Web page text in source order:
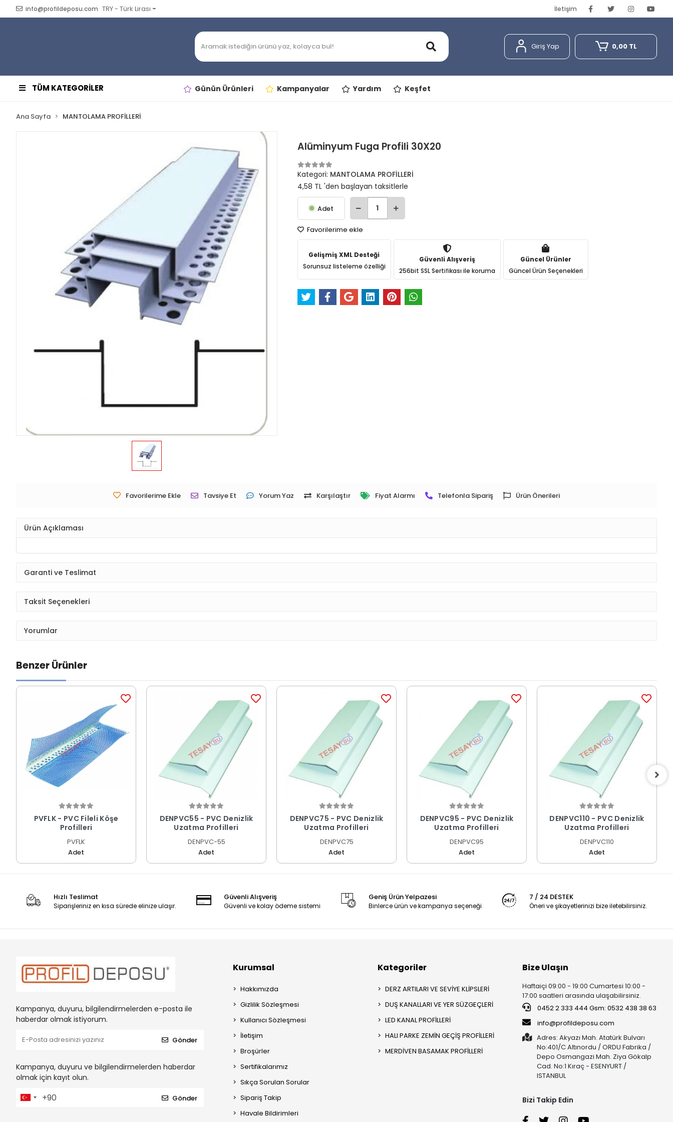
info@profildeposu.com TRY - Türk Lirası İletişim
Giriş Yap 0,00 TL
TÜM KATEGORİLER Günün Ürünleri Kampanyalar Yardım Keşfet
Ana Sayfa MANTOLAMA PROFİLLERİ
Alüminyum Fuga Profili 30X20
Kategori: MANTOLAMA PROFİLLERİ
4,58 TL 'den başlayan taksitlerle
Adet
Favorilerime ekle
Gelişmiş XML Desteği
Sorunsuz listeleme özelliği
Güvenli Alışveriş
256bit SSL Sertifikası ile koruma
Güncel Ürünler
Güncel Ürün Seçenekleri
Favorilerime Ekle Tavsiye Et Yorum Yaz Karşılaştır Fiyat Alarmı Telefonla Sipariş Ürün Önerileri
Ürün Açıklaması
Garanti ve Teslimat
Taksit Seçenekleri
Yorumlar
Benzer Ürünler
PVFLK - PVC Fileli Köşe
Profilleri
PVFLK
Adet
DENPVC55 - PVC Denizlik
Uzatma Profilleri
DENPVC-55
Adet
DENPVC75 - PVC Denizlik
Uzatma Profilleri
DENPVC75
Adet
DENPVC95 - PVC Denizlik
Uzatma Profilleri
DENPVC95
Adet
DENPVC110 - PVC Denizlik
Uzatma Profilleri
DENPVC110
Adet
Hızlı Teslimat
Siparişleriniz en kısa sürede elinize ulaşır.
Güvenli Alışveriş
Güvenli ve kolay ödeme sistemi
Geniş Ürün Yelpazesi
Binlerce ürün ve kampanya seçeneği
7 / 24 DESTEK
Öneri ve şikayetlerinizi bize iletebilirsiniz.
Kampanya, duyuru, bilgilendirmelerden e-posta ile
haberdar olmak istiyorum.
Gönder
Kampanya, duyuru ve bilgilendirmelerden haberdar
olmak için kayıt olun.
Gönder
Kurumsal
Hakkımızda
Gizlilik Sözleşmesi
Kullanıcı Sözleşmesi
İletişim
Broşürler
Sertifikalarımız
Sıkça Sorulan Sorular
Sipariş Takip
Havale Bildirimleri
Kategoriler
DERZ ARTILARI VE SEVİYE KLİPSLERİ
DUŞ KANALLARI VE YER SÜZGEÇLERİ
LED KANAL PROFİLLERİ
HALI PARKE ZEMİN GEÇİŞ PROFİLLERİ
MERDİVEN BASAMAK PROFİLLERİ
Bize Ulaşın
Haftaiçi 09:00 - 19:00 Cumartesi 10:00 -
17:00 saatleri arasında ulaşabilirsiniz.
0452 2 333 444 Gsm: 0532 438 38 63
info@profildeposu.com
Adres: Akyazı Mah. Atatürk Bulvarı
No:401/C Altınordu / ORDU Fabrika /
Depo Osmangazi Mah. Ziya Gökalp
Cad. No:1 Kıraç - ESENYURT /
ISTANBUL
Bizi Takip Edin